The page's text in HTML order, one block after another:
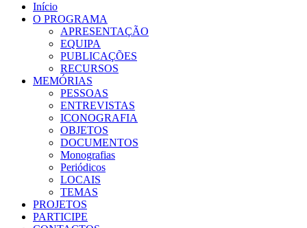
Início
O PROGRAMA
APRESENTAÇÃO
EQUIPA
PUBLICAÇÕES
RECURSOS
MEMÓRIAS
PESSOAS
ENTREVISTAS
ICONOGRAFIA
OBJETOS
DOCUMENTOS
Monografias
Periódicos
LOCAIS
TEMAS
PROJETOS
PARTICIPE